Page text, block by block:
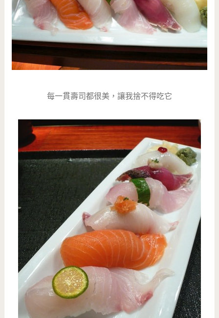
每一貫壽司都很美，讓我捨不得吃它